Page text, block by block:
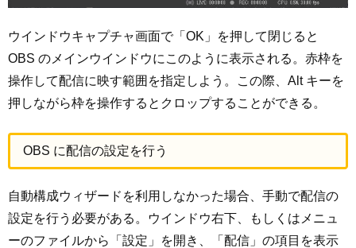
ウインドウキャプチャ画面で「OK」を押して閉じると
OBS のメインウインドウにこのように表示される。赤枠を
操作して配信に映す範囲を指定しよう。この際、Alt キーを
押しながら枠を操作するとクロップすることができる。
OBS に配信の設定を行う
自動構成ウィザードを利用しなかった場合、手動で配信の
設定を行う必要がある。ウインドウ右下、もしくはメニュ
ーのファイルから「設定」を開き、「配信」の項目を表示